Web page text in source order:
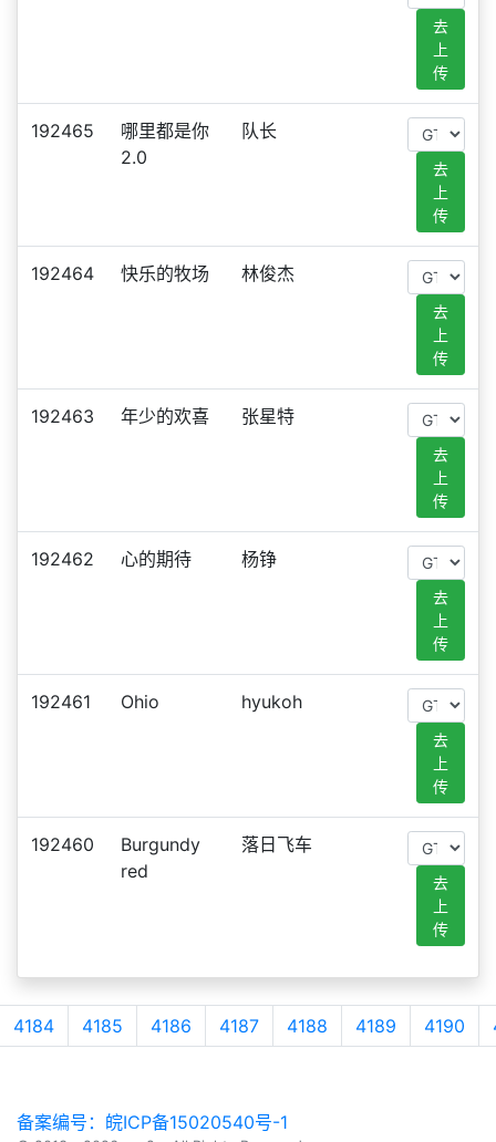
去
上
传
192465
哪里都是你
2.0
队长
去
上
传
192464 快乐的牧场 林俊杰
去
上
传
192463 年少的欢喜 张星特
去
上
传
192462 心的期待 杨铮
去
上
传
192461 Ohio hyukoh
去
上
传
192460
Burgundy
red
落日飞车
去
上
传
4184 4185 4186 4187 4188 4189 4190
备案编号：皖ICP备15020540号-1